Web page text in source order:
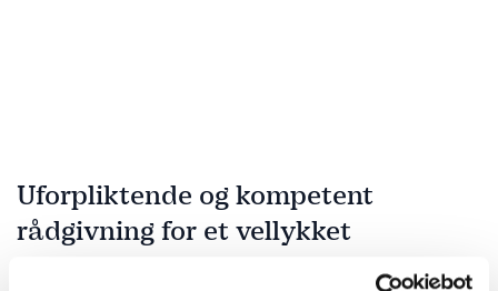
Uforpliktende og kompetent
rådgivning for et vellykket